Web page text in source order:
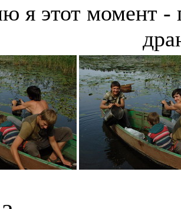
я этот момент -